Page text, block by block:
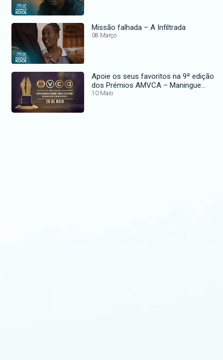
Missão falhada – A Infiltrada
08 Março
Apoie os seus favoritos na 9ª edição
dos Prémios AMVCA – Maningue
Magic
10 Maio